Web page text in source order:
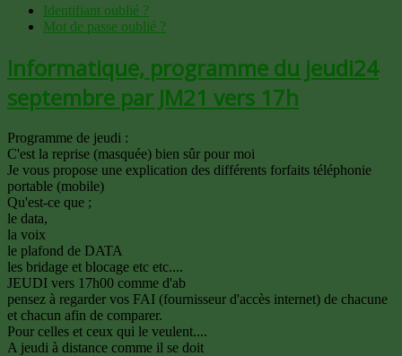
Identifiant oublié ?
Mot de passe oublié ?
Informatique, programme du jeudi24
septembre par JM21 vers 17h
Programme de jeudi :
C'est la reprise (masquée) bien sûr pour moi
Je vous propose une explication des différents forfaits téléphonie
portable (mobile)
Qu'est-ce que ;
le data,
la voix
le plafond de DATA
les bridage et blocage etc etc....
JEUDI vers 17h00 comme d'ab
pensez à regarder vos FAI (fournisseur d'accès internet) de chacune
et chacun afin de comparer.
Pour celles et ceux qui le veulent....
A jeudi à distance comme il se doit